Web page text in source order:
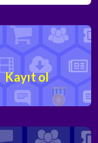
Kayıt ol